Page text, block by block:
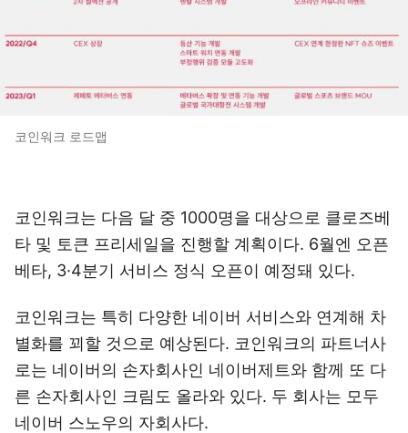
코인워크 로드맵
코인워크는 다음 달 중 1000명을 대상으로 클로즈베
타 및 토큰 프리세일을 진행할 계획이다. 6월엔 오픈
베타, 3·4분기 서비스 정식 오픈이 예정돼 있다.
코인워크는 특히 다양한 네이버 서비스와 연계해 차
별화를 꾀할 것으로 예상된다. 코인워크의 파트너사
로는 네이버의 손자회사인 네이버제트와 함께 또 다
른 손자회사인 크림도 올라와 있다. 두 회사는 모두
네이버 스노우의 자회사다.